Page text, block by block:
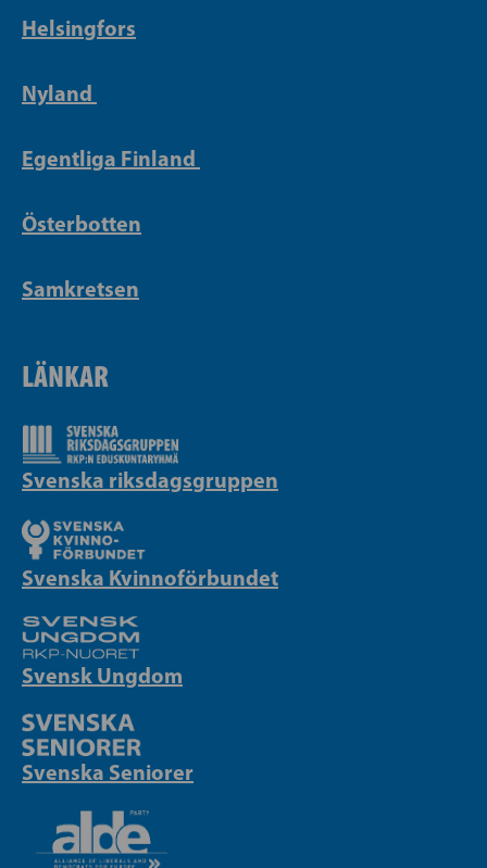
Helsingfors
Nyland
Egentliga Finland
Österbotten
Samkretsen
LÄNKAR
Svenska riksdagsgruppen
Svenska Kvinnoförbundet
Svensk Ungdom
Svenska Seniorer